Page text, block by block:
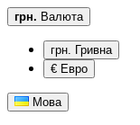
грн. Валюта
грн. Гривна
€ Евро
Мова